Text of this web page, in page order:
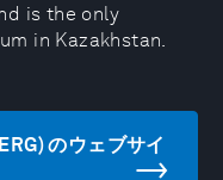
is the only
in Kazakhstan.
のウェブサイ